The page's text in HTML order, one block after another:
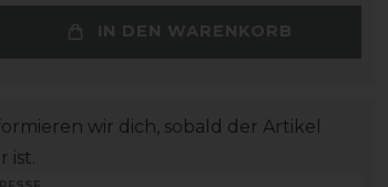
IN DEN WARENKORB
wir dich, sobald der Artikel
ist.